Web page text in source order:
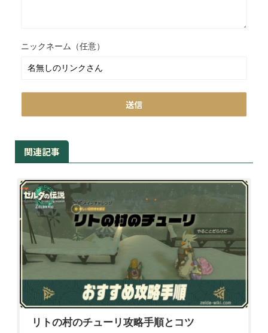
ニックネーム（任意）
関連記事
リトの村のチューリ攻略手順とコツ